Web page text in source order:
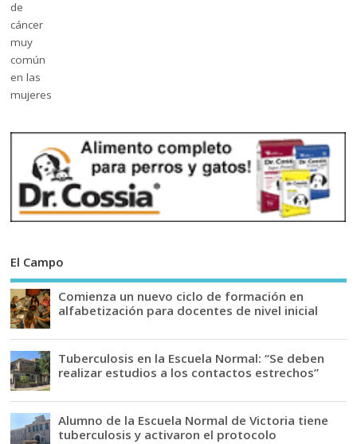
El Campo
Comienza un nuevo ciclo de formación en
alfabetización para docentes de nivel inicial
Tuberculosis en la Escuela Normal: “Se deben
realizar estudios a los contactos estrechos”
Alumno de la Escuela Normal de Victoria tiene
tuberculosis y activaron el protocolo